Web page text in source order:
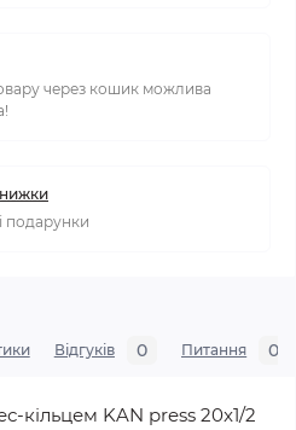
через кошик можлива
подарунки
Відгуків 0 Питання 0
кільцем KAN press 20x1/2